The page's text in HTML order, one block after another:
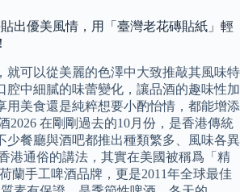
出優美風情，用「臺灣老花磚貼紙」輕
就可以從美麗的色澤中大致推敲其風味特
腔中細膩的味蕾變化，讓品酒的趣味性加
用美食還是純粹想要小酌怡情，都能增添
2026 在剛剛過去的10月份，是香港傳統
少餐廳與酒吧都推出種類繁多、風味各異
港通俗的講法，其實在美國被稱爲「精
蘭手工啤酒品牌，更是2011年全球最佳